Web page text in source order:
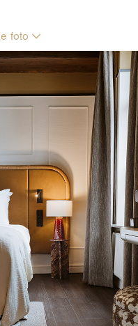
foto